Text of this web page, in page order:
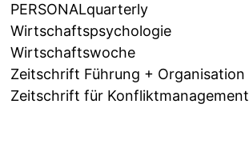
PERSONALquarterly
Wirtschaftspsychologie
Wirtschaftswoche
Zeitschrift Führung + Organisation
Zeitschrift für Konfliktmanagement